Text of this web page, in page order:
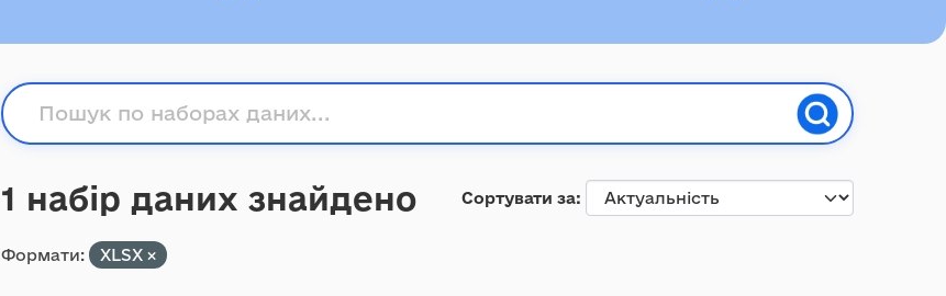
Сортувати за
1 набір даних знайдено
Формати: XLSX